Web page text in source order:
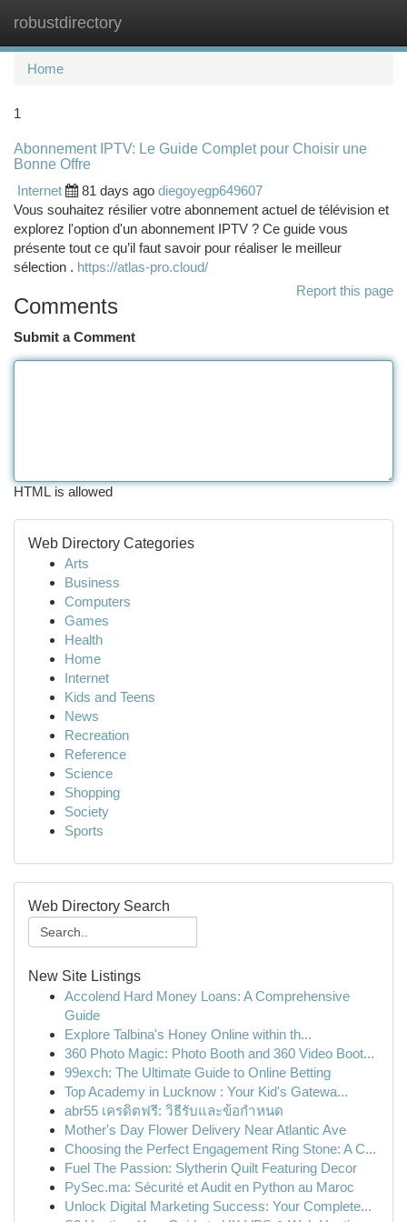
robustdirectory
Home
1
Abonnement IPTV: Le Guide Complet pour Choisir une
Bonne Offre
Internet
81 days ago diegoyegp649607
Vous souhaitez résilier votre abonnement actuel de télévision et
explorez l'option d'un abonnement IPTV ? Ce guide vous
présente tout ce qu’il faut savoir pour réaliser le meilleur
sélection . https://atlas-pro.cloud/
Report this page
Comments
Submit a Comment
HTML is allowed
Web Directory Categories
Arts
Business
Computers
Games
Health
Home
Internet
Kids and Teens
News
Recreation
Reference
Science
Shopping
Society
Sports
Web Directory Search
New Site Listings
Accolend Hard Money Loans: A Comprehensive
Guide
Explore Talbina's Honey Online within th...
360 Photo Magic: Photo Booth and 360 Video Boot...
99exch: The Ultimate Guide to Online Betting
Top Academy in Lucknow : Your Kid's Gatewa...
abr55 เครดิตฟรี: วิธีรับและข้อกำหนด
Mother's Day Flower Delivery Near Atlantic Ave
Choosing the Perfect Engagement Ring Stone: A C...
Fuel The Passion: Slytherin Quilt Featuring Decor
PySec.ma: Sécurité et Audit en Python au Maroc
Unlock Digital Marketing Success: Your Complete...